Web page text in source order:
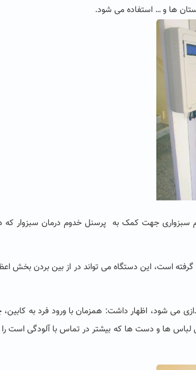
ها و … استفاده می شود.
سبزواری جهت کمک به پرسنل خدوم درمان سبزوار
است، این دستگاه می تواند در از بین بردن بخش
می شود، اظهار داشت: همزمان با ورود فرد به
ها و دست ها که بیشتر در تماس با آلودگی است